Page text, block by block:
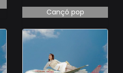
Cançó pop